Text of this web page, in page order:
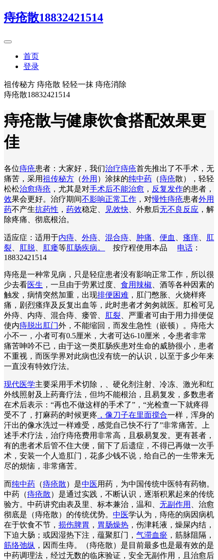
痔疮散18832421514
首页
登录
祖传秘方 痔疮散 轻轻一抹 痔疮消除
痔疮散18832421514
痔疮散与健康饮食搭配效果更
佳
各位痔疮患者：大家好，我们治疗痔疮首先推出了不手术，无
痛苦，采用祖传秘方 （外用 ）涂抹的纯中药 （痔疮散），轻轻
松松治愈痔疮 ，尤其是对手术后不能治愈 ， 反复发作的患者，
效果会更好。治疗期间不影响正常工作 ，对慢性痔疮患者外用
药不产生抗药性 ， 药效稳定、 见效快 、外敷后无不良反应 ，解
除疼痛、彻底根治。
适应症：适用于内痔 外痔 混合痔 肿痛 便血 瘙痒
肛
裂
肛脱 肛瘘等肛肠疾病。 按疗程使用本品 电话 ：
18832421514
痔疮是一种常见病，只是轻症患者没有影响正常工作，所以很
少去看医生 ，一旦由于劳累过度、 食用辣椒 、酒等各种因素的
触发，病情突然加重，出现排便困难 ，肛门憋胀、火烧样疼
痛，剧烈瘙痒及反复出血等，此时患者才匆匆就医。肛检可见
外痔、内痔、混合痔、瘘管、
肛裂 、严重者可由于用力排便促
使内痔脱出肛门外，不能缩回，而发生急性（嵌顿）。痔疮大
小不一，小者可有0.5厘米，大者可达6-10厘米，令患者非常
痛苦呻吟不已，由于这一类肛肠疾患对生命的威胁很小，患者
不重视，而医学界对此病也没有统一的认识，以至于多少年来
一直没有特效疗法。
现代医学主要采用手术切除，、硬化剂注射、冷冻、激光和红
外线照射及上药膏疗法，但均不能根治，且易复发，多数患者
在术后表示：“再也不做这样的手术了”，“光检查一下就疼得
受不了，打麻药的时候更疼 ，像刀子在里面搅合一样，浑身的
汗出的像水洗过一样难受，感觉自己快不行了”非常痛苦。上
述手术疗法，治疗痔疮费用非常高，且极易复发。更有甚者，
有的患者术后管不住大便，留下了后遗症，不得已再做一次手
术，安装一个人造肛门，花多少钱不说，给自己的一生带来无
尽的烦恼，非常痛苦。
而纯中药 （痔疮散）是中医用药，为中国传统中医特有药物。
中药（痔疮散）是通过实践，不断认识，逐渐积累起来的传统
验方。中药讲究由表及里、标本兼治，温和、 无副作用
、治愈
彻底是（痔疮散）的传统优势。 中医学认为，痔疮的病因病机
在于饮食不节， 损伤脾胃 ， 胃肠燥热 ，伤津耗液，燥屎内结，
下迫大肠；或因湿热下注，蕴聚肛门， 气滞血瘀 ，筋脉阻隔，
筋络弛纵 ，因而生痔。（痔疮散）是目前最多也是最有效的是
中药调理法，经过无数的临床验证，安全无副作用，且治愈后